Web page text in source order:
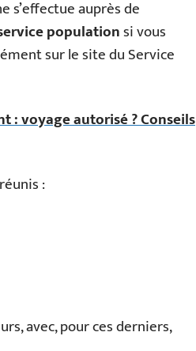
s’effectue auprès de
populationsi vous
sur le site du Service
: voyage autorisé ? Conseils
:
avec, pour ces derniers,